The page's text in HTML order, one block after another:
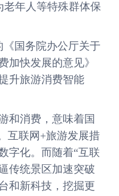
年人等特殊群体保
国务院办公厅关于
加快发展的意见》
升旅游消费智能
消费，意味着国
互联网+旅游发展措
字化。而随着“互联
传统景区加速突破
和新科技，挖掘更